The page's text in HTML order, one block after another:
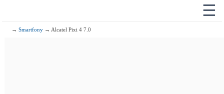
☰
→Smartfony → Alcatel Pixi 4 7.0